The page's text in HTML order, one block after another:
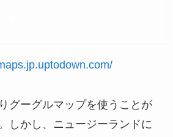
グーグルマップを使うことが
しかし、ニュージーランドに